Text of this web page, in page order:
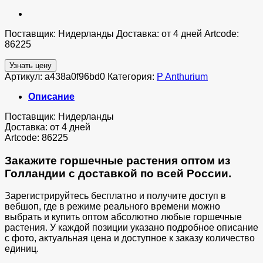
Поставщик: Нидерланды Доставка: от 4 дней Artcode:
86225
Узнать цену
Артикул: a438a0f96bd0 Категория: P Anthurium
Описание
Поставщик: Нидерланды
Доставка: от 4 дней
Artcode: 86225
Закажите горшечные растения оптом из
Голландии с доставкой по всей России.
Зарегистрируйтесь бесплатно и получите доступ в
вебшоп, где в режиме реального времени можно
выбрать и купить оптом абсолютно любые горшечные
растения. У каждой позиции указано подробное описание
с фото, актуальная цена и доступное к заказу количество
единиц.